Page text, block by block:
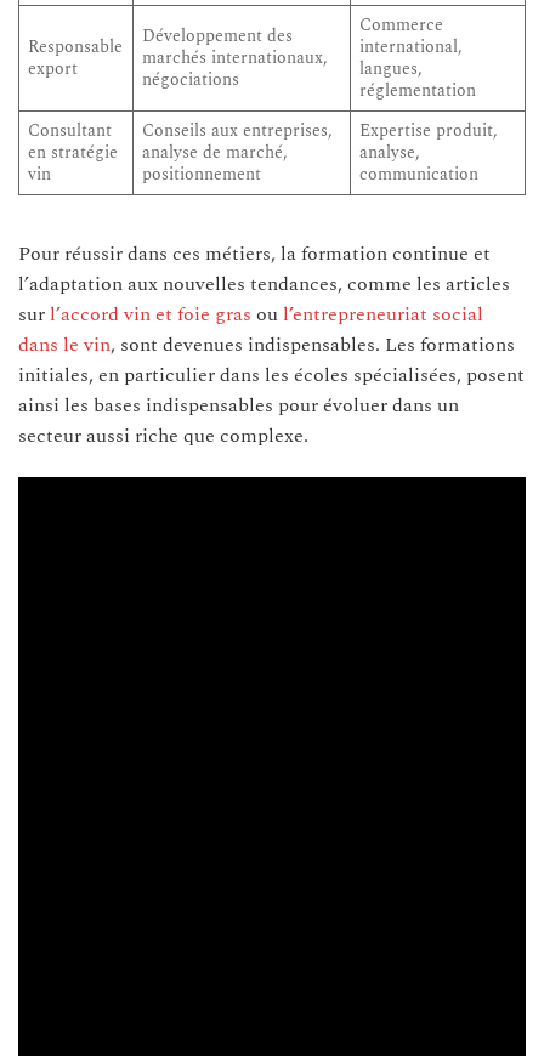
Responsable
export
Développement des
marchés internationaux,
négociations
Commerce
international,
langues,
réglementation
Consultant
en stratégie
vin
Conseils aux entreprises,
analyse de marché,
positionnement
Expertise produit,
analyse,
communication
Pour réussir dans ces métiers, la formation continue et
l’adaptation aux nouvelles tendances, comme les articles
sur l’accord vin et foie gras ou l’entrepreneuriat social
dans le vin, sont devenues indispensables. Les formations
initiales, en particulier dans les écoles spécialisées, posent
ainsi les bases indispensables pour évoluer dans un
secteur aussi riche que complexe.